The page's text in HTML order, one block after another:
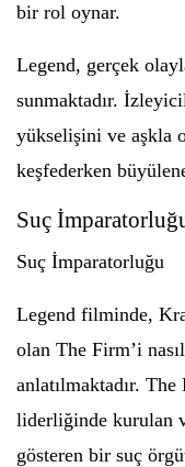
bir rol oynar.
Legend, gerçek
sunmaktadır.
yükselişini ve aşkla
keşfederken
Suç
Suç İmparatorluğu
Legend filminde,
olan The Firm’i
anlatılmaktadır.
liderliğinde kurulan
gösteren bir suç